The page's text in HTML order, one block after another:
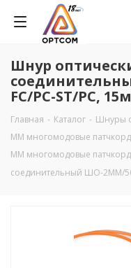
Шнур
FC/PC-ST/PC, 15м
Главная - Каталог - Шнуры
MM многомодовые
ММ многомодовые
соединительный ШО-2MM/